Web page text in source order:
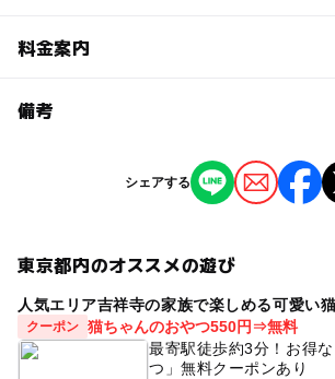
予約/応募
料金案内
料金について
般：6,000円、高校生：3,000円 2日
円、高校生：4,000円、中学生以下：
備考
※掲載の情報は天候や主催者側の都合
ることがあります。
シェアする
東京都内のオススメの遊び
人気エリア吉祥寺の家族で楽しめる可愛い
クーポン 猫ちゃんのおやつ550円⇒無料
最寄駅徒歩約3分！お得
つ」無料クーポンあり